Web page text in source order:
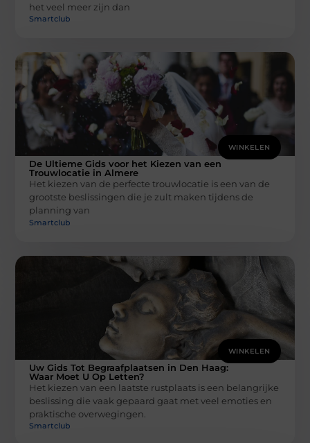
het veel meer zijn dan
Smartclub
WINKELEN
De Ultieme Gids voor het Kiezen van een
Trouwlocatie in Almere
Het kiezen van de perfecte trouwlocatie is een van de
grootste beslissingen die je zult maken tijdens de
planning van
Smartclub
WINKELEN
Uw Gids Tot Begraafplaatsen in Den Haag:
Waar Moet U Op Letten?
Het kiezen van een laatste rustplaats is een belangrijke
beslissing die vaak gepaard gaat met veel emoties en
praktische overwegingen.
Smartclub